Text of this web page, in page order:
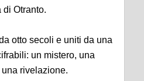
Otranto.
otto secoli e uniti da una
un mistero, una
rivelazione.